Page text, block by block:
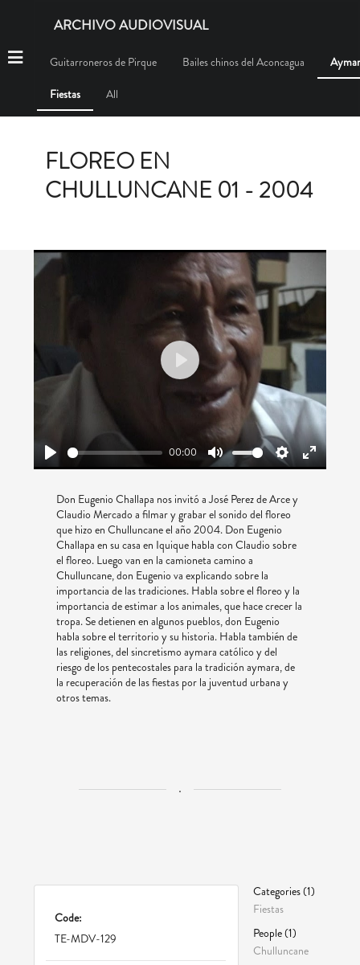
ARCHIVO AUDIOVISUAL
Guitarroneros de Pirque Bailes chinos del Aconcagua
Fiestas
All
FLOREO EN
CHULLUNCANE 01 - 2004
Play
00:00
Mute SettingsEnter
Play
Don Eugenio Challapa nos invitó a José Perez de Arce y
Claudio Mercado a filmar y grabar el sonido del floreo
que hizo en Chulluncane el año 2004. Don Eugenio
Challapa en su casa en Iquique habla con Claudio sobre
el floreo. Luego van en la camioneta camino a
Chulluncane, don Eugenio va explicando sobre la
importancia de las tradiciones. Habla sobre el floreo y la
importancia de estimar a los animales, que hace crecer la
tropa. Se detienen en algunos pueblos, don Eugenio
habla sobre el territorio y su historia. Habla también de
las religiones, del sincretismo aymara católico y del
riesgo de los pentecostales para la tradición aymara, de
la recuperación de las fiestas por la juventud urbana y
otros temas.
.
Code:
TE-MDV-129
Categories (1)
Fiestas
People (1)
Chulluncane